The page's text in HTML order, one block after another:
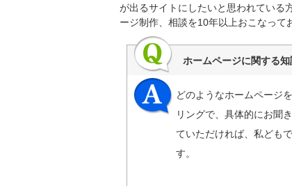
が出るサイトにしたいと思われている
ージ制作、相談を10年以上おこなって
ホームページに関する
どのようなホームページ
リングで、具体的にお聞
ていただければ、私ども
す。